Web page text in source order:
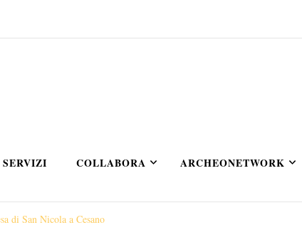
SERVIZI COLLABORA ARCHEONETWORK
di San Nicola a Cesano